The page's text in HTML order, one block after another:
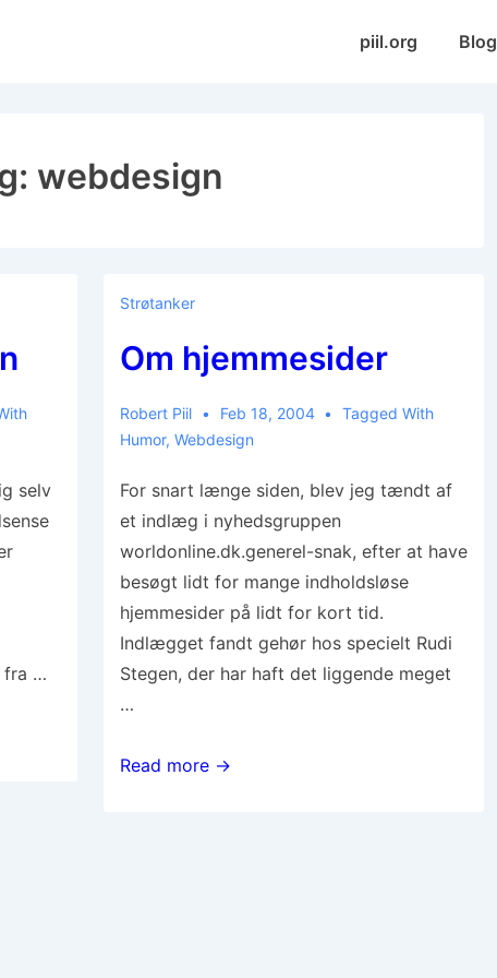
Mainpiil.org Blog
webdesign
selv
fra …
Strøtanker
Om hjemmesider
Robert Piil Feb 18, 2004
Tagged With
Humor, Webdesign
For snart længe siden, blev jeg tændt af
et indlæg i nyhedsgruppen
worldonline.dk.generel-snak, efter at have
besøgt lidt for mange indholdsløse
hjemmesider på lidt for kort tid.
Indlægget fandt gehør hos specielt Rudi
Stegen, der har haft det liggende meget
…
Om
Read more →